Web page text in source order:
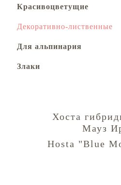
Красивоцветущие
Декоративно-лиственные
Для альпинария
Злаки
Хоста
Мауз
Hosta "Blue